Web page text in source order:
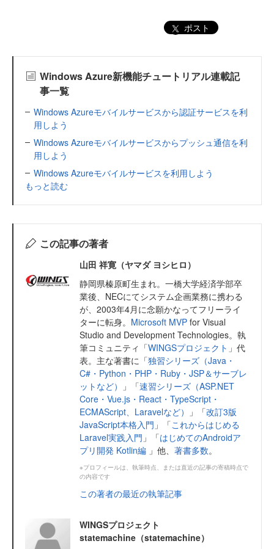
ポスト
Windows Azure新機能チュートリアル連載記
事一覧
Windows Azureモバイルサービスから認証サービスを利
用しよう
Windows Azureモバイルサービスからプッシュ通信を利
用しよう
Windows Azureモバイルサービスを利用しよう
もっと読む
この記事の著者
山田 祥寛（ヤマダ ヨシヒロ）
静岡県榛原町生まれ。一橋大学経済学部卒
業後、NECにてシステム企画業務に携わる
が、2003年4月に念願かなってフリーライ
ターに転身。 Microsoft MVP for Visual
Studio and Development Technologies。執
筆コミュニティ「WINGSプロジェクト 」代
表。主な著書に「独習シリーズ（Java・
C#・Python・PHP・Ruby・JSP＆サーブレ
ットなど）
」「速習シリーズ（ASP.NET
Core・Vue.js・React・TypeScript・
ECMAScript、Laravelなど）
」「改訂3版
JavaScript本格入門 」「これからはじめる
Laravel実践入門 」「はじめてのAndroidア
プリ開発 Kotlin編 」他、 著書多数。
※プロフィールは、執筆時点、または直近の記事の寄稿時点で
の内容です
この著者の最近の執筆記事
WINGSプロジェクト
statemachine（statemachine）